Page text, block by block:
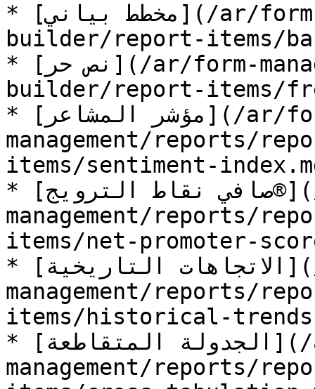
* [مخطط بياني](/ar/form-management/reports/report-
builder/report-items/
* [نص حر](/ar/form-management/reports/report-
builder/report-items/
* [مؤشر المشاعر](/ar/form-
management/reports/
items/sentiment-
* [صافي نقاط الترويج®](/ar/form-
management/reports/
items/net-promoter-
* [الاتجاهات التاريخية](/ar/form-
management/reports/
items/historical-
* [الجدولة المتقاطعة](/ar/form-
management/reports/